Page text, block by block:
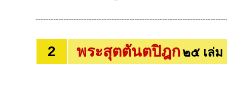
2 พระสุตตันตปิฎก๒๕ เล่ม